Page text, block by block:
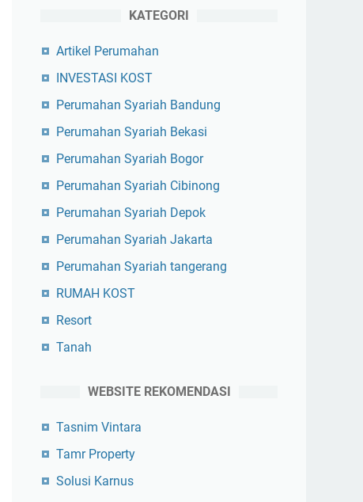
KATEGORI
Artikel Perumahan
INVESTASI KOST
Perumahan Syariah Bandung
Perumahan Syariah Bekasi
Perumahan Syariah Bogor
Perumahan Syariah Cibinong
Perumahan Syariah Depok
Perumahan Syariah Jakarta
Perumahan Syariah tangerang
RUMAH KOST
Resort
Tanah
WEBSITE REKOMENDASI
Tasnim Vintara
Tamr Property
Solusi Karnus